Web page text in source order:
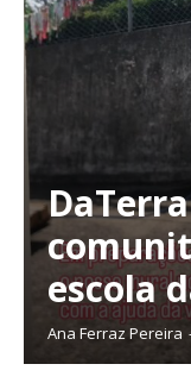
escola
Ana Ferraz Pereira